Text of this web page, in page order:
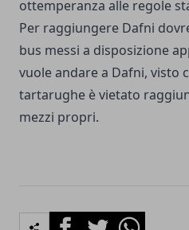
ottemperanza alle regole
Per raggiungere Dafni
bus messi a disposizione
vuole andare a Dafni, visto
tartarughe è vietato
mezzi propri.
FacebookTwitterWhatsapp